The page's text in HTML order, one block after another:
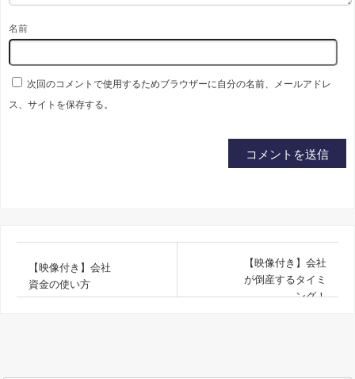
名前
次回のコメントで使用するためブラウザーに自分の名前、メールアドレ
ス、サイトを保存する。
【映像付き】会社
資金の使い方
【映像付き】会社
が倒産するタイミ
ング！